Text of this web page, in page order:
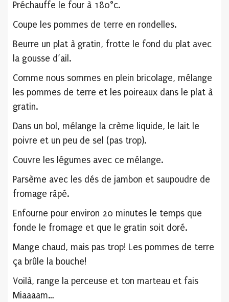
Préchauffe le four à 180°c.
Coupe les pommes de terre en rondelles.
Beurre un plat à gratin, frotte le fond du plat avec
la gousse d’ail.
Comme nous sommes en plein bricolage, mélange
les pommes de terre et les poireaux dans le plat à
gratin.
Dans un bol, mélange la crème liquide, le lait le
poivre et un peu de sel (pas trop).
Couvre les légumes avec ce mélange.
Parsème avec les dés de jambon et saupoudre de
fromage râpé.
Enfourne pour environ 20 minutes le temps que
fonde le fromage et que le gratin soit doré.
Mange chaud, mais pas trop! Les pommes de terre
ça brûle la bouche!
Voilà, range la perceuse et ton marteau et fais
Miaaaam…